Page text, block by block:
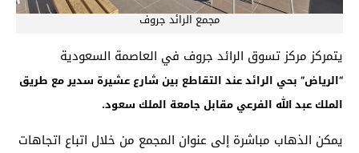
مجمع الرائد جروف
يتمركز مركز تسوق الرائد جروف في العاصمة السعودية
“الرياض” بحي الرائد عند التقاطع بين شارع عشيرة سدير مع طريق
الملك عبد الله الفرعي مقابل جامعة الملك سعود.
يمكن الذهاب مباشرة إلى عنوان المجمع من خلال اتباع اتجاهات